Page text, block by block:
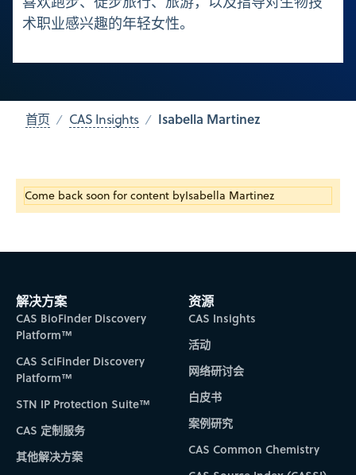
术职业感兴趣的年轻女性。
首页 CAS Insights Isabella Martinez
Come back soon for content byIsabella Martinez
解决方案
CAS BioFinder Discovery
Platform™
CAS SciFinder Discovery
Platform™
STN IP Protection Suite™
CAS 定制服务
其他解决方案
资源
CAS Insights
活动
网络研讨会
白皮书
案例研究
CAS Common Chemistry